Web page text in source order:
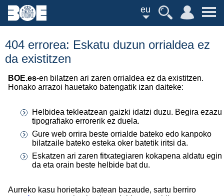
eu
404 errorea: Eskatu duzun orrialdea ez
da existitzen
BOE.es-en bilatzen ari zaren orrialdea ez da existitzen.
Honako arrazoi hauetako batengatik izan daiteke:
Helbidea tekleatzean gaizki idatzi duzu. Begira ezazu
tipografiako errorerik ez duela.
Gure web orrira beste orrialde bateko edo kanpoko
bilatzaile bateko esteka oker batetik iritsi da.
Eskatzen ari zaren fitxategiaren kokapena aldatu egin
da eta orain beste helbide bat du.
Aurreko kasu horietako batean bazaude, sartu berriro